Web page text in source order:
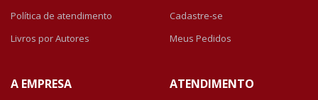
Política de atendimento
Livros por Autores
Cadastre-se
Meus Pedidos
A EMPRESA ATENDIMENTO